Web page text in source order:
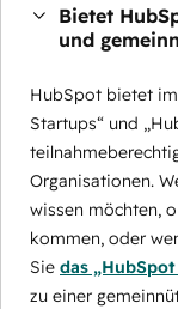
Bietet
und
HubSpot bietet
Startups“ und
Organisationen.
wissen möchten,
kommen, oder
Sie das
zu einer